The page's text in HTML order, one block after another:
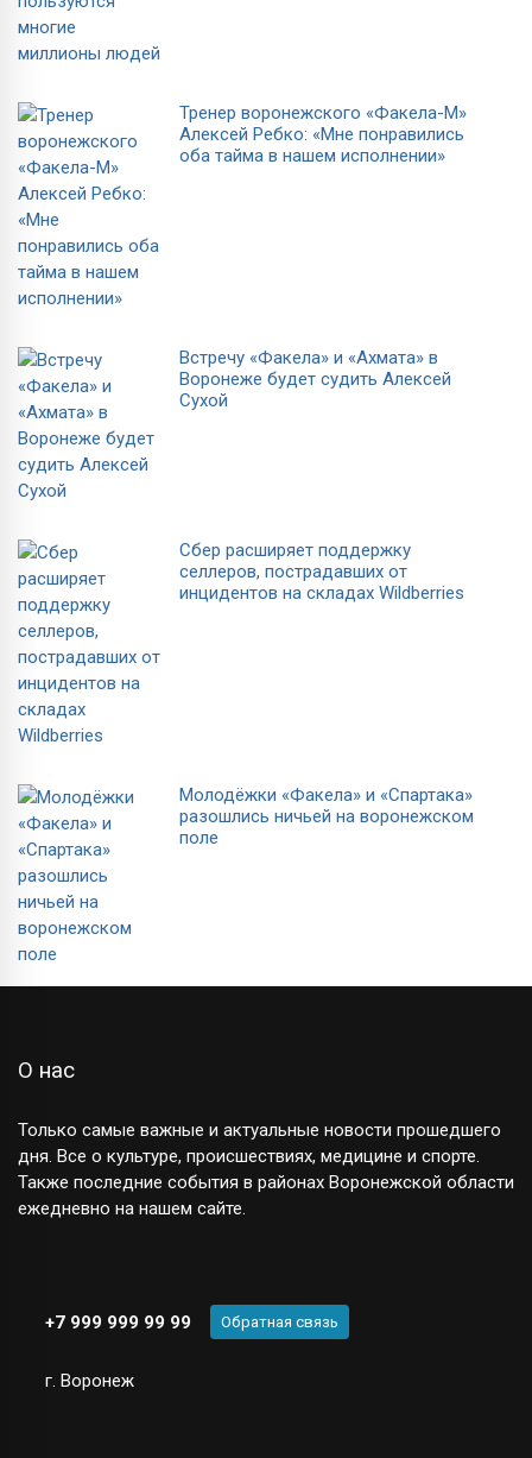
Тренер воронежского «Факела-М»
Алексей Ребко: «Мне понравились
оба тайма в нашем исполнении»
Встречу «Факела» и «Ахмата» в
Воронеже будет судить Алексей
Сухой
Сбер расширяет поддержку
селлеров, пострадавших от
инцидентов на складах Wildberries
Молодёжки «Факела» и «Спартака»
разошлись ничьей на воронежском
поле
О нас
Только самые важные и актуальные новости прошедшего
дня. Все о культуре, происшествиях, медицине и спорте.
Также последние события в районах Воронежской области
ежедневно на нашем сайте.
+7 999 999 99 99 Обратная связь
г. Воронеж